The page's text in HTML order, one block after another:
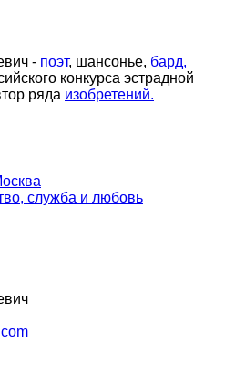
- поэт, шансонье, бард,
конкурса эстрадной
ряда изобретений.
служба и любовь